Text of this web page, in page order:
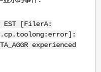
EST [FilerA:
experienced